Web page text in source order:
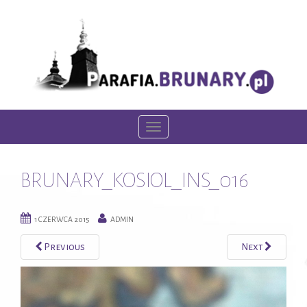
T
o
v
BRUNARY_KOSIOL_INS_016
1 CZERWCA 2015 ADMIN
Previous Next